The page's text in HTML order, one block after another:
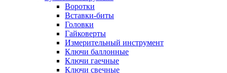
Воротки
Вставки-биты
Головки
Гайковерты
Измерительный инструмент
Ключи баллонные
Ключи гаечные
Ключи свечные